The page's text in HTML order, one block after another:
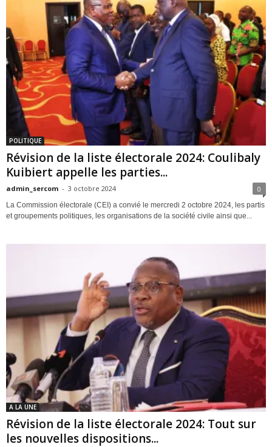
POLITIQUE
Révision de la liste électorale 2024: Coulibaly
Kuibiert appelle les parties...
admin_sercom - 3 octobre 2024 0
La Commission électorale (CEI) a convié le mercredi 2 octobre 2024, les partis
et groupements politiques, les organisations de la société civile ainsi que...
A LA UNE
Révision de la liste électorale 2024: Tout sur
les nouvelles dispositions...